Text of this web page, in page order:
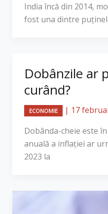
India încă din 2014,
fost una dintre
Dobânzile ar
curând?
ECONOMIE | 17
Dobânda-cheie este
anuală a inflaţiei ar
2023 la